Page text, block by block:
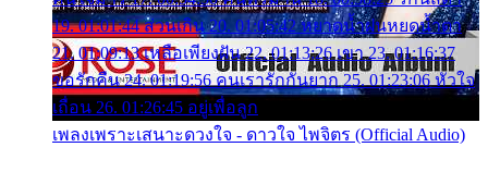
19. 01:01:44 ส่วนเกิน 20. 01:05:42 หยาดน้ำฝนหยดน้ำตา
21. 01:09:13 เหลือเพียงฝัน 22. 01:13:26 เขา 23. 01:16:37
ขอรักคืน 24. 01:19:56 คนเรารักกันยาก 25. 01:23:06 หัวใจ
เถื่อน 26. 01:26:45 อยู่เพื่อลูก
เพลงเพราะเสนาะดวงใจ - ดาวใจ ไพจิตร (Official Audio)